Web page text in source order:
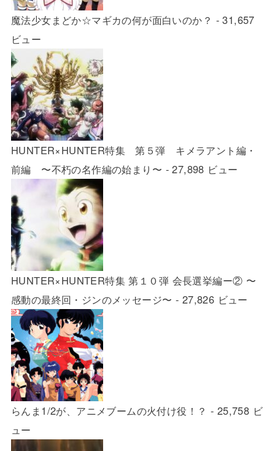
魔法少女まどか☆マギカの何が面白いのか？ - 31,657
ビュー
HUNTER×HUNTER特集 第５弾 キメラアント編・
前編 〜不朽の名作編の始まり〜 - 27,898 ビュー
HUNTER×HUNTER特集 第１０弾 会長選挙編ー② 〜
感動の最終回・ジンのメッセージ〜 - 27,826 ビュー
らんま1/2が、アニメブームの火付け役！？ - 25,758 ビ
ュー